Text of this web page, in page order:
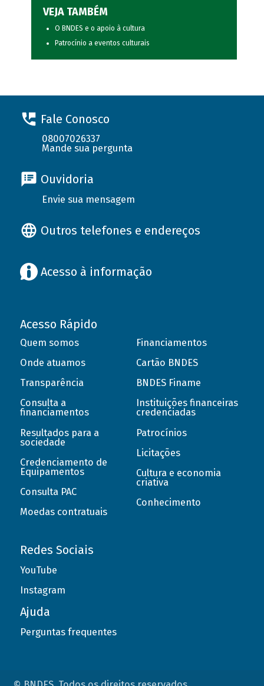
VEJA TAMBÉM
O BNDES e o apoio à cultura
Patrocínio a eventos culturais
Fale Conosco
08007026337
Mande sua pergunta
Ouvidoria
Envie sua mensagem
Outros telefones e endereços
Acesso à informação
Acesso Rápido
Quem somos
Onde atuamos
Transparência
Consulta a
financiamentos
Resultados para a
sociedade
Credenciamento de
Equipamentos
Consulta PAC
Moedas contratuais
Financiamentos
Cartão BNDES
BNDES Finame
Instituições financeiras
credenciadas
Patrocínios
Licitações
Cultura e economia
criativa
Conhecimento
Redes Sociais
YouTube
Instagram
Ajuda
Perguntas frequentes